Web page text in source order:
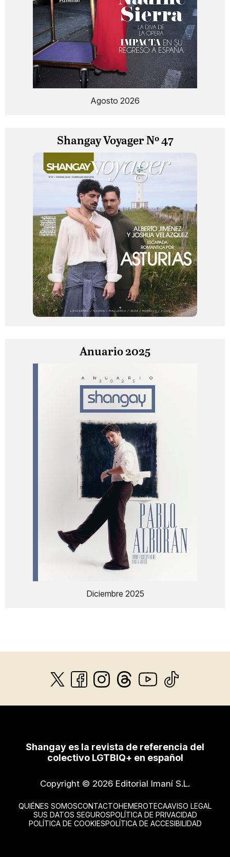
Agosto 2026
Shangay Voyager Nº 47
Anuario 2025
Diciembre 2025
Shangay es la revista de referencia del
colectivo LGTBIQ+ en español
Copyright © 2026 Editorial Imaní S.L.
QUIÉNES SOMOSCONTACTOHEMEROTECAAVISO LEGAL
SUS DATOS SEGUROSPOLÍTICA DE PRIVACIDAD
POLÍTICA DE COOKIESPOLÍTICA DE ACCESIBILIDAD